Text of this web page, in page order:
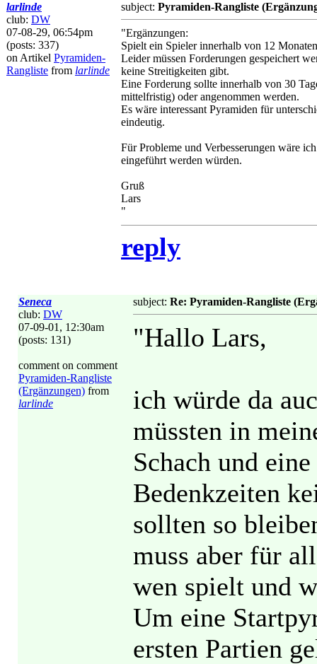
larlinde
club: DW
07-08-29, 06:54pm
(posts: 337)
on Artikel Pyramiden-
Rangliste from larlinde
subject: Pyramiden-Rangliste
"Ergänzungen:
Spielt ein Spieler innerhalb von 12
Leider müssen Forderungen gespeichert
keine Streitigkeiten gibt.
Eine Forderung sollte innerhalb von 30
mittelfristig) oder angenommen werden.
Es wäre interessant Pyramiden für
eindeutig.
Für Probleme und Verbesserungen wäre
eingeführt werden würden.
Gruß
Lars
"
reply
Seneca
club: DW
07-09-01, 12:30am
(posts: 131)
comment on comment
Pyramiden-Rangliste
(Ergänzungen) from
larlinde
subject: Re: Pyramiden-Rangliste
"Hallo Lars,
ich würde da
müssten in
Schach und
Bedenkzeiten
sollten so
muss aber für
wen spielt und
Um eine
ersten Partien